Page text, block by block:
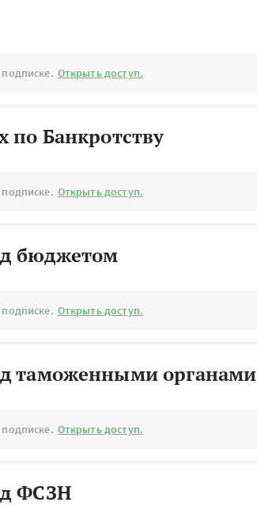
Открыть доступ.
по Банкротству
Открыть доступ.
бюджетом
Открыть доступ.
таможенными органами
Открыть доступ.
ФСЗН